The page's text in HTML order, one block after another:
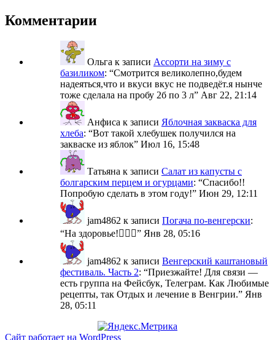
Комментарии
Ольга к записи Ассорти на зиму с
базиликом: “Смотрится великолепно,будем
надеяться,что и вкуси вкус не подведёт.я нынче
тоже сделала на пробу 2б по 3 л” Авг 22, 21:14
Анфиса к записи Яблочная закваска для
хлеба: “Вот такой хлебушек получился на
закваске из яблок” Июл 16, 15:48
Татьяна к записи Салат из капусты с
болгарским перцем и огурцами: “Спасибо!!
Попробую сделать в этом году!” Июн 29, 12:11
jam4862 к записи Погача по-венгерски:
“На здоровье!🙋🏼‍♀️” Янв 28, 05:16
jam4862 к записи Венгерский каштановый
фестиваль. Часть 2: “Приезжайте! Для связи —
есть группа на Фейсбук, Телеграм. Как Любимые
рецепты, так Отдых и лечение в Венгрии.” Янв
28, 05:11
Сайт работает на WordPress